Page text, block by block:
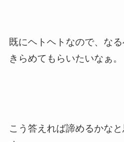
既にヘトヘトなので、な
きらめてもらいたいなぁ。
こう答えれば諦めるかな